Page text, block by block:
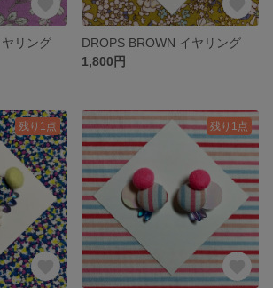
リング
DROPS BROWN イヤリング
1,800円
残り1点 残り1点